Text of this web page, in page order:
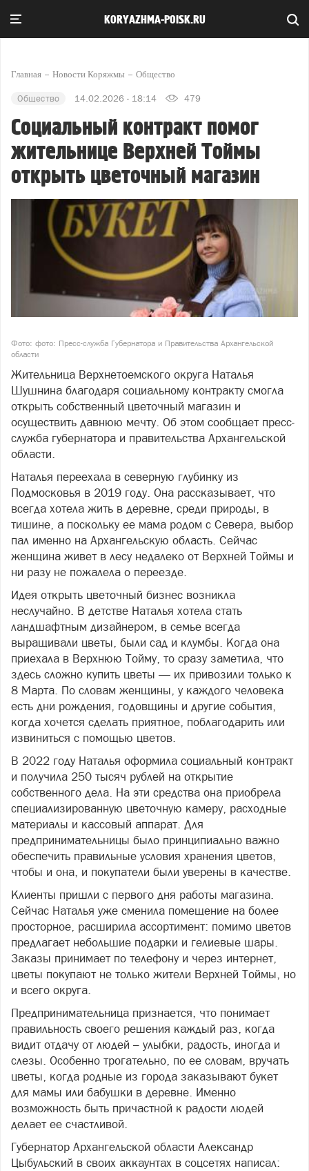
KORYAZHMA-POISK.RU
Главная Новости Коряжмы Общество
Общество 14.02.2026 - 18:14 479
Социальный контракт помог
жительнице Верхней Тоймы
открыть цветочный магазин
Фото: фото: Пресс-служба Губернатора и Правительства Архангельской
области
Жительница Верхнетоемского округа Наталья
Шушнина благодаря социальному контракту смогла
открыть собственный цветочный магазин и
осуществить давнюю мечту. Об этом сообщает пресс-
служба губернатора и правительства Архангельской
области.
Наталья переехала в северную глубинку из
Подмосковья в 2019 году. Она рассказывает, что
всегда хотела жить в деревне, среди природы, в
тишине, а поскольку ее мама родом с Севера, выбор
пал именно на Архангельскую область. Сейчас
женщина живет в лесу недалеко от Верхней Тоймы и
ни разу не пожалела о переезде.
Идея открыть цветочный бизнес возникла
неслучайно. В детстве Наталья хотела стать
ландшафтным дизайнером, в семье всегда
выращивали цветы, были сад и клумбы. Когда она
приехала в Верхнюю Тойму, то сразу заметила, что
здесь сложно купить цветы — их привозили только к
8 Марта. По словам женщины, у каждого человека
есть дни рождения, годовщины и другие события,
когда хочется сделать приятное, поблагодарить или
извиниться с помощью цветов.
В 2022 году Наталья оформила социальный контракт
и получила 250 тысяч рублей на открытие
собственного дела. На эти средства она приобрела
специализированную цветочную камеру, расходные
материалы и кассовый аппарат. Для
предпринимательницы было принципиально важно
обеспечить правильные условия хранения цветов,
чтобы и она, и покупатели были уверены в качестве.
Клиенты пришли с первого дня работы магазина.
Сейчас Наталья уже сменила помещение на более
просторное, расширила ассортимент: помимо цветов
предлагает небольшие подарки и гелиевые шары.
Заказы принимает по телефону и через интернет,
цветы покупают не только жители Верхней Тоймы, но
и всего округа.
Предпринимательница признается, что понимает
правильность своего решения каждый раз, когда
видит отдачу от людей – улыбки, радость, иногда и
слезы. Особенно трогательно, по ее словам, вручать
цветы, когда родные из города заказывают букет
для мамы или бабушки в деревне. Именно
возможность быть причастной к радости людей
делает ее счастливой.
Губернатор Архангельской области Александр
Цыбульский в своих аккаунтах в соцсетях написал: